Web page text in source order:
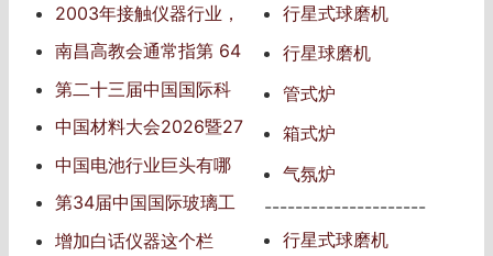
2003年接触仪器行业，
仪器行业信息的传播者
南昌高教会通常指‌第 64
届中国高等教育博览会‌
第二十三届中国国际科
学仪器及实验室装备展览
中国材料大会2026暨27
届中国国际新材料博览会
中国电池行业巨头有哪
第34届中国国际玻璃工
业技术展览会（China Gla
增加白话仪器这个栏
行星式球磨机
行星球磨机
管式炉
箱式炉
气氛炉
---------------------
行星式球磨机